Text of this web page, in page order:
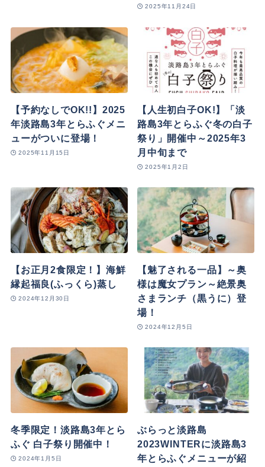
2025年11月24日
【予約なしでOK!!】2025
年淡路島3年とらふぐメニ
ューがついに登場！
2025年11月15日
【人生初白子OK!】「淡
路島3年とらふぐ冬の白子
祭り」開催中～2025年3
月中旬まで
2025年1月2日
【お正月2食限定！】海鮮
縁起福良(ふっくら)蒸し
2024年12月30日
【魅了される一品】～奥
様は魔女プラン～絶景奥
さまランチ（黒うに）登
場！
2024年12月5日
冬季限定！淡路島3年とら
ふぐ 白子祭り開催中！
2024年1月5日
ぶらっと淡路島
2023WINTERに淡路島3
年とらふぐメニューが紹